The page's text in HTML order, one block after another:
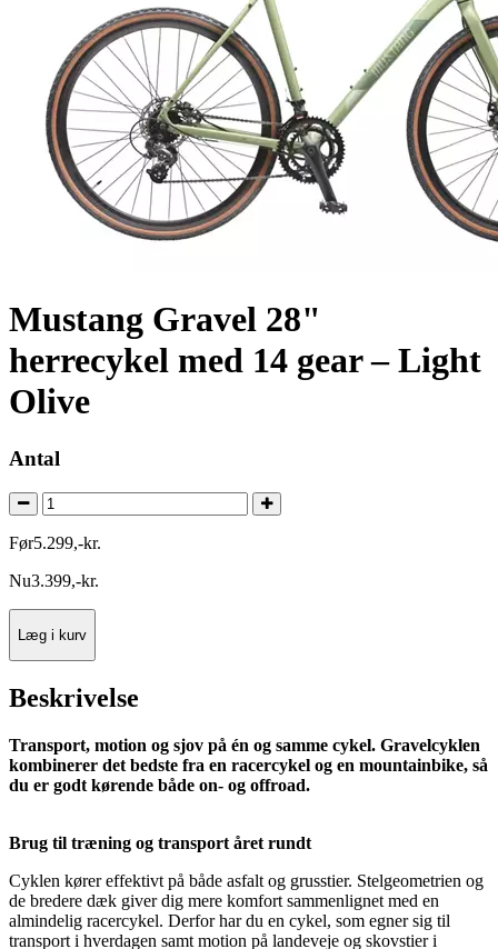
Mustang Gravel 28"
herrecykel med 14 gear – Light
Olive
Antal
Før5.299,-kr.
Nu3.399,-kr.
Læg i kurv
Beskrivelse
Transport, motion og sjov på én og samme cykel. Gravelcyklen
kombinerer det bedste fra en racercykel og en mountainbike, så
du er godt kørende både on- og offroad.
Brug til træning og transport året rundt
Cyklen kører effektivt på både asfalt og grusstier. Stelgeometrien og
de bredere dæk giver dig mere komfort sammenlignet med en
almindelig racercykel. Derfor har du en cykel, som egner sig til
transport i hverdagen samt motion på landeveje og skovstier i